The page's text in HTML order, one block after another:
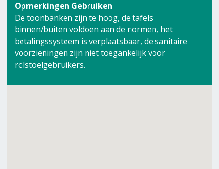
Opmerkingen Gebruiken
De toonbanken zijn te hoog, de tafels
binnen/buiten voldoen aan de normen, het
betalingssysteem is verplaatsbaar, de sanitaire
voorzieningen zijn niet toegankelijk voor
rolstoelgebruikers.